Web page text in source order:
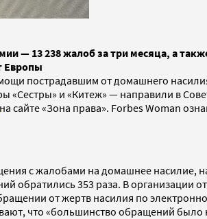
— 13 238 жалоб за три месяца, а
Европы
пострадавшим от домашнего
и «Китеж» — направили в
на сайте «Зона права». Forbes Woman
с жалобами на домашнее насилие,
обратились 353 раза. В организации
от жертв насилия по
что «большинство обращений было